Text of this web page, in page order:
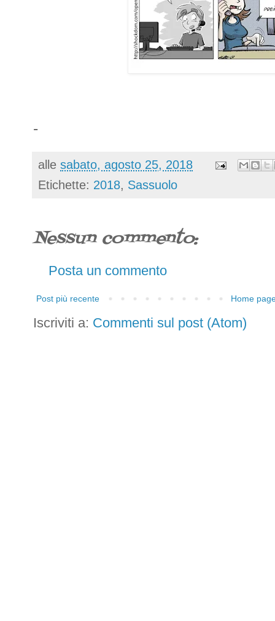
-
alle sabato, agosto 25, 2018
Etichette: 2018, Sassuolo
Nessun commento:
Posta un commento
Post più recente Home
Iscriviti a: Commenti sul post (Atom)